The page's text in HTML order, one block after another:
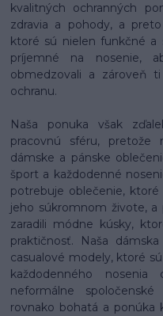
kvalitných ochranných
zdravia a pohody, a
ktoré sú nielen funkčné a
príjemné na nosenie,
obmedzovali a zároveň
ochranu.
Naša ponuka však
pracovnú sféru, pretože
dámske a pánske
šport a každodenné
potrebuje oblečenie,
jeho súkromnom živote,
zaradili módne kúsky,
praktičnosť. Naša
casualové modely, ktoré
každodenného
neformálne
rovnako bohatá a ponúka